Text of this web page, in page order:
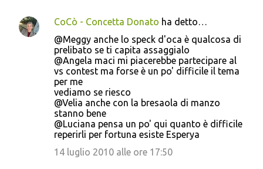
CoCò - Concetta Donato ha detto…
@Meggy anche lo speck d'oca è qualcosa di
prelibato se ti capita assaggialo
@Angela maci mi piacerebbe partecipare al
vs contest ma forse è un po' difficile il tema
per me
vediamo se riesco
@Velia anche con la bresaola di manzo
stanno bene
@Luciana pensa un po' qui quanto è difficile
reperirli per fortuna esiste Esperya
14 luglio 2010 alle ore 17:50